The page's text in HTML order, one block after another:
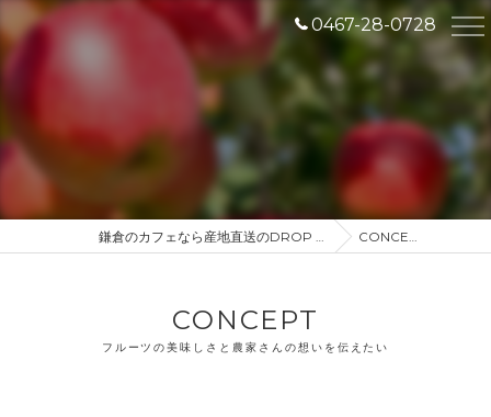
0467-28-0728
鎌倉のカフェなら産地直送のDROP IN CONCEPT
フルーツの美味しさと農家さんの想いを伝えたい
CONCEPT